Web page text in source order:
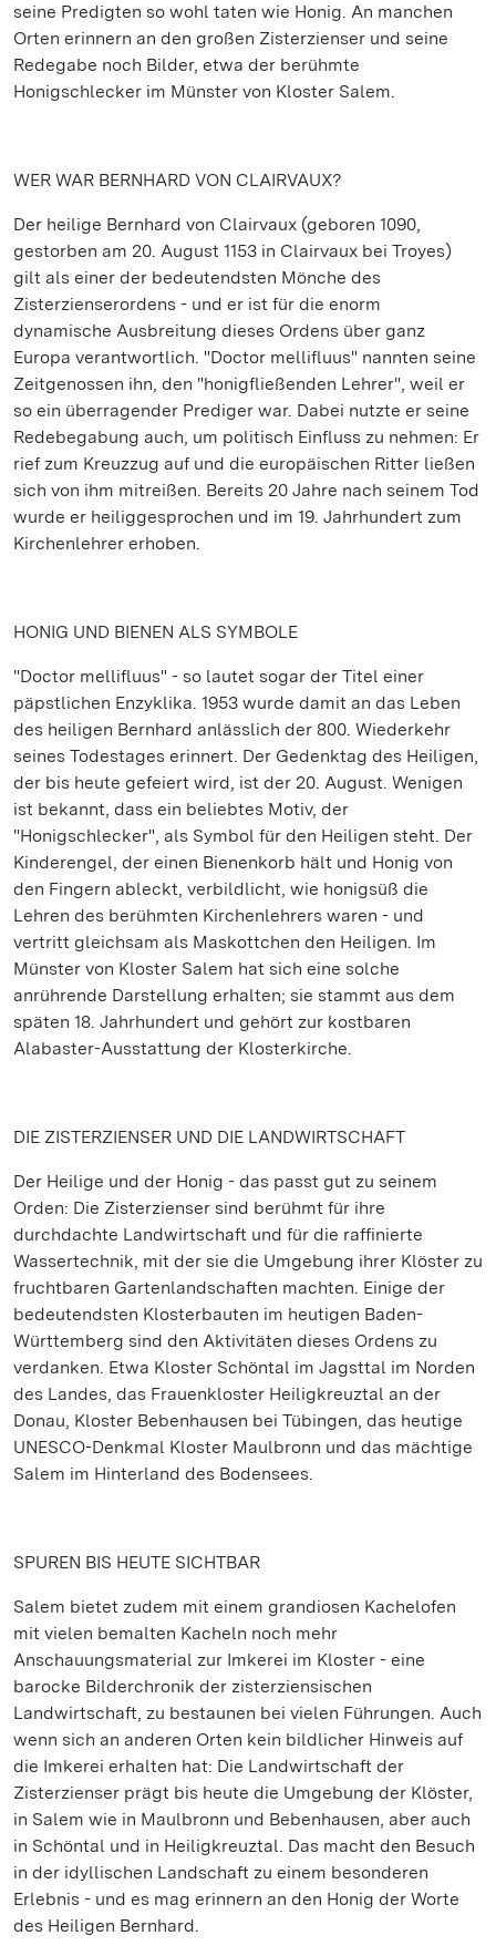
seine Predigten so wohl taten wie Honig. An manchen
Orten erinnern an den großen Zisterzienser und seine
Redegabe noch Bilder, etwa der berühmte
Honigschlecker im Münster von Kloster Salem.
WER WAR BERNHARD VON CLAIRVAUX?
Der heilige Bernhard von Clairvaux (geboren 1090,
gestorben am 20. August 1153 in Clairvaux bei Troyes)
gilt als einer der bedeutendsten Mönche des
Zisterzienserordens - und er ist für die enorm
dynamische Ausbreitung dieses Ordens über ganz
Europa verantwortlich. "Doctor mellifluus" nannten seine
Zeitgenossen ihn, den "honigfließenden Lehrer", weil er
so ein überragender Prediger war. Dabei nutzte er seine
Redebegabung auch, um politisch Einfluss zu nehmen: Er
rief zum Kreuzzug auf und die europäischen Ritter ließen
sich von ihm mitreißen. Bereits 20 Jahre nach seinem Tod
wurde er heiliggesprochen und im 19. Jahrhundert zum
Kirchenlehrer erhoben.
HONIG UND BIENEN ALS SYMBOLE
"Doctor mellifluus" - so lautet sogar der Titel einer
päpstlichen Enzyklika. 1953 wurde damit an das Leben
des heiligen Bernhard anlässlich der 800. Wiederkehr
seines Todestages erinnert. Der Gedenktag des Heiligen,
der bis heute gefeiert wird, ist der 20. August. Wenigen
ist bekannt, dass ein beliebtes Motiv, der
"Honigschlecker", als Symbol für den Heiligen steht. Der
Kinderengel, der einen Bienenkorb hält und Honig von
den Fingern ableckt, verbildlicht, wie honigsüß die
Lehren des berühmten Kirchenlehrers waren - und
vertritt gleichsam als Maskottchen den Heiligen. Im
Münster von Kloster Salem hat sich eine solche
anrührende Darstellung erhalten; sie stammt aus dem
späten 18. Jahrhundert und gehört zur kostbaren
Alabaster-Ausstattung der Klosterkirche.
DIE ZISTERZIENSER UND DIE LANDWIRTSCHAFT
Der Heilige und der Honig - das passt gut zu seinem
Orden: Die Zisterzienser sind berühmt für ihre
durchdachte Landwirtschaft und für die raffinierte
Wassertechnik, mit der sie die Umgebung ihrer Klöster zu
fruchtbaren Gartenlandschaften machten. Einige der
bedeutendsten Klosterbauten im heutigen Baden-
Württemberg sind den Aktivitäten dieses Ordens zu
verdanken. Etwa Kloster Schöntal im Jagsttal im Norden
des Landes, das Frauenkloster Heiligkreuztal an der
Donau, Kloster Bebenhausen bei Tübingen, das heutige
UNESCO-Denkmal Kloster Maulbronn und das mächtige
Salem im Hinterland des Bodensees.
SPUREN BIS HEUTE SICHTBAR
Salem bietet zudem mit einem grandiosen Kachelofen
mit vielen bemalten Kacheln noch mehr
Anschauungsmaterial zur Imkerei im Kloster - eine
barocke Bilderchronik der zisterziensischen
Landwirtschaft, zu bestaunen bei vielen Führungen. Auch
wenn sich an anderen Orten kein bildlicher Hinweis auf
die Imkerei erhalten hat: Die Landwirtschaft der
Zisterzienser prägt bis heute die Umgebung der Klöster,
in Salem wie in Maulbronn und Bebenhausen, aber auch
in Schöntal und in Heiligkreuztal. Das macht den Besuch
in der idyllischen Landschaft zu einem besonderen
Erlebnis - und es mag erinnern an den Honig der Worte
des Heiligen Bernhard.